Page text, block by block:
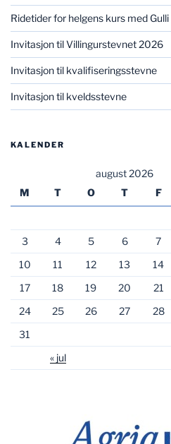
Ridetider for helgens kurs med Gulli
Invitasjon til Villingurstevnet 2026
Invitasjon til kvalifiseringsstevne
Invitasjon til kveldsstevne
KALENDER
august 2026
M
T O T F
3
4 5 6 7
10
11 12 13 14
17
18 19 20 21
24
25 26 27 28
31
« jul